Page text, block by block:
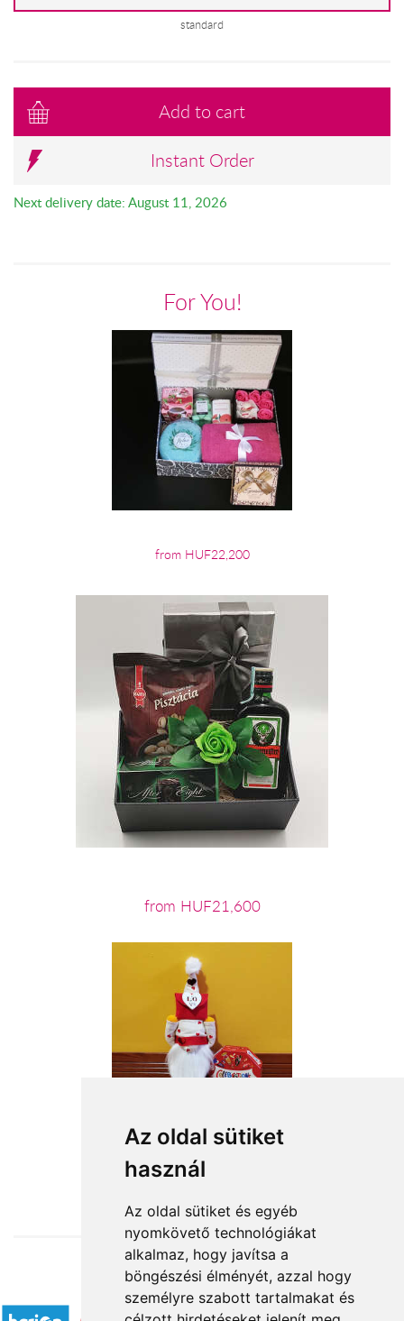
Az oldal sütiket
használ
Az oldal sütiket és egyéb
nyomkövető technológiákat
alkalmaz, hogy javítsa a
böngészési élményét, azzal hogy
személyre szabott tartalmakat és
standard
Add to cart
Instant Order
Next delivery date: August 11, 2026
For You!
from HUF22,200
from HUF21,600
from HUF15,760
Accepted payment methods